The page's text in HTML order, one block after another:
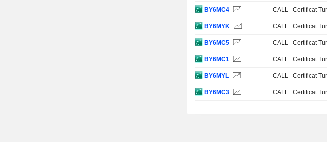
BY6MC4 CALL Certificat
BY6MYK CALL
BY6MC5 CALL Certificat
BY6MC1 CALL Certificat
BY6MYL CALL
BY6MC3 CALL Certificat